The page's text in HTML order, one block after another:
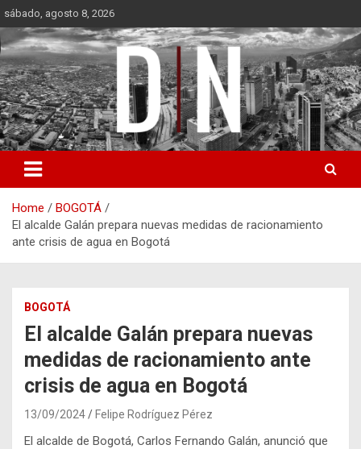
Skip
to
content
sábado, agosto 8, 2026
Diámetro Noticias
Home
BOGOTÁ
El alcalde Galán prepara nuevas medidas de racionamiento
ante crisis de agua en Bogotá
BOGOTÁ
El alcalde Galán prepara nuevas
medidas de racionamiento ante
crisis de agua en Bogotá
13/09/2024 Felipe Rodríguez Pérez
El alcalde de Bogotá, Carlos Fernando Galán, anunció que